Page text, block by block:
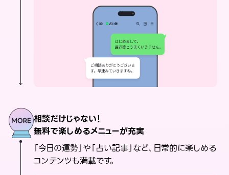
相談だけじゃない！
無料で楽しめるメニューが充実
「今日の運勢」や「占い記事」など、日常的に楽しめる
コンテンツも満載です。